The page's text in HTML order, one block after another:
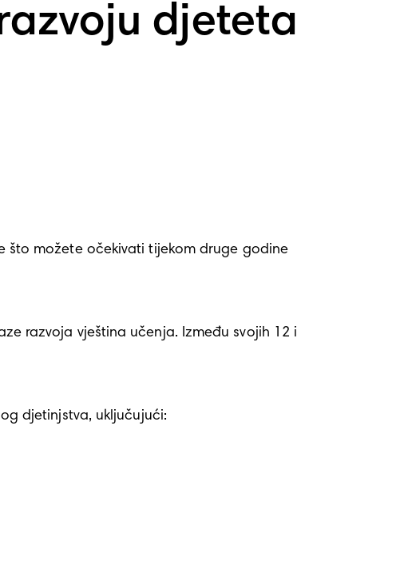
djeteta
što možete očekivati tijekom druge godine
razvoja vještina učenja. Između svojih 12 i
djetinjstva, uključujući: